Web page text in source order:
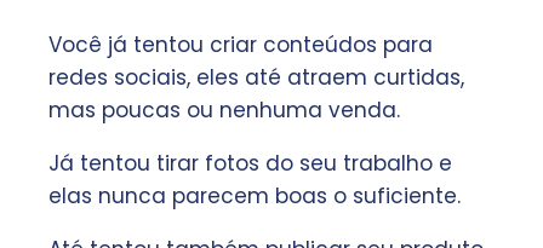
Você já tentou criar conteúdos para
redes sociais, eles até atraem curtidas,
mas poucas ou nenhuma venda.
Já tentou tirar fotos do seu trabalho e
elas nunca parecem boas o suficiente.